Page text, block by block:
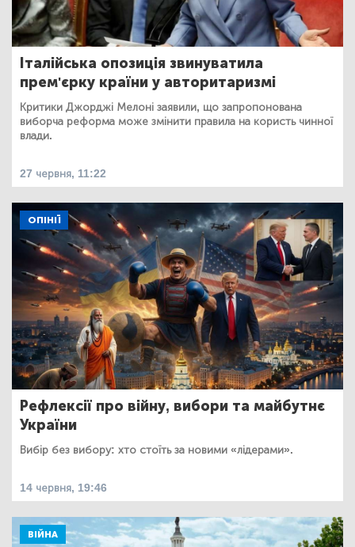
Італійська опозиція звинуватила
прем'єрку країни у авторитаризмі
Критики Джорджі Мелоні заявили, що запропонована
виборча реформа може змінити правила на користь чинної
влади.
27 червня, 11:22
ОПІНІЇ
Рефлексії про війну, вибори та майбутнє
України
Вибір без вибору: хто стоїть за новими «лідерами».
14 червня, 19:46
ВІЙНА